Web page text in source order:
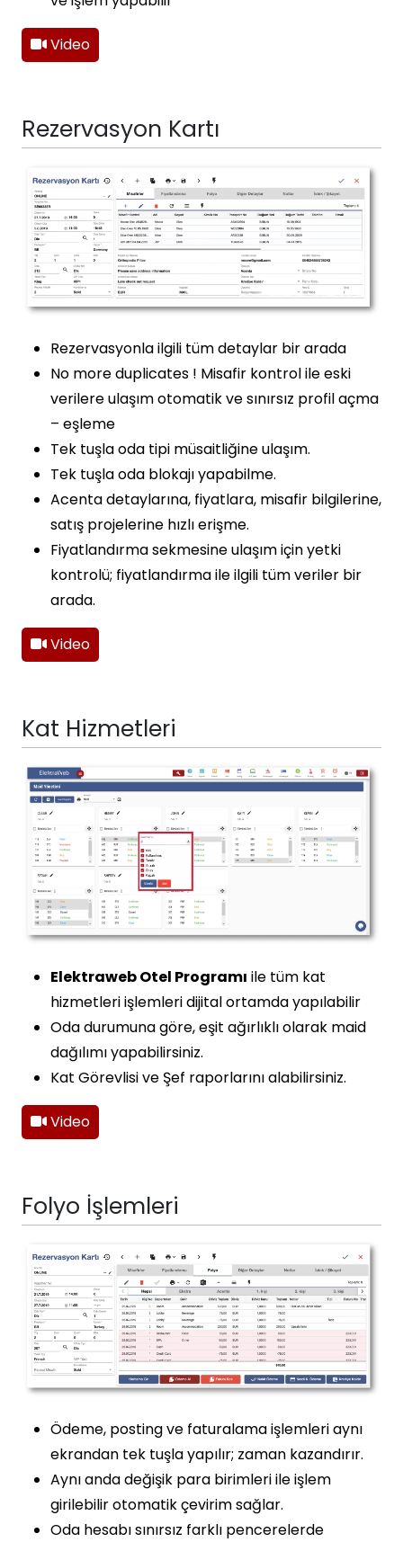
Video
Rezervasyon Kartı
Rezervasyonla ilgili tüm detaylar bir arada
No more duplicates ! Misafir kontrol ile eski
verilere ulaşım otomatik ve sınırsız profil açma
– eşleme
Tek tuşla oda tipi müsaitliğine ulaşım.
Tek tuşla oda blokajı yapabilme.
Acenta detaylarına, fiyatlara, misafir bilgilerine,
satış projelerine hızlı erişme.
Fiyatlandırma sekmesine ulaşım için yetki
kontrolü; fiyatlandırma ile ilgili tüm veriler bir
arada.
Video
Kat Hizmetleri
Elektraweb Otel Programı ile tüm kat
hizmetleri işlemleri dijital ortamda yapılabilir
Oda durumuna göre, eşit ağırlıklı olarak maid
dağılımı yapabilirsiniz.
Kat Görevlisi ve Şef raporlarını alabilirsiniz.
Video
Folyo İşlemleri
Ödeme, posting ve faturalama işlemleri aynı
ekrandan tek tuşla yapılır; zaman kazandırır.
Aynı anda değişik para birimleri ile işlem
girilebilir otomatik çevirim sağlar.
Oda hesabı sınırsız farklı pencerelerde